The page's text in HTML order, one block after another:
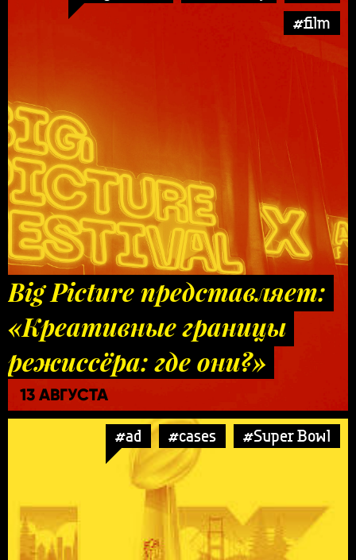
#film
Big Picture представляет:
«Креативные границы
режиссёра: где они?»
13 АВГУСТА
#ad #cases #Super Bowl